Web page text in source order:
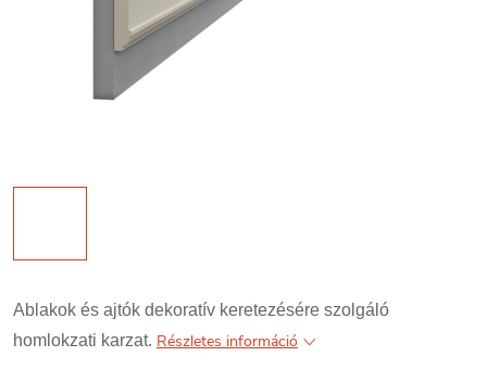
Ablakok és ajtók dekoratív keretezésére szolgáló
homlokzati karzat. Részletes információ